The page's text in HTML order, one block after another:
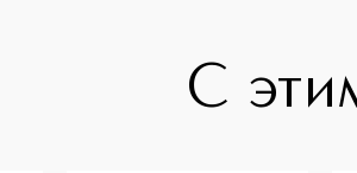
С